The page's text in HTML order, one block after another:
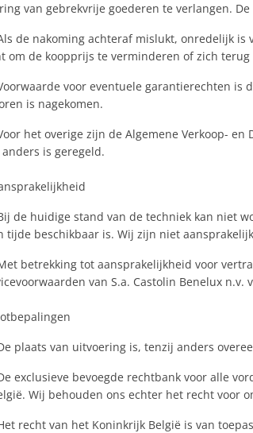
van gebrekvrije goederen te verlangen.
de nakoming achteraf mislukt, onredelijk
om de koopprijs te verminderen of zich
voor eventuele garantierechten is
is nagekomen.
het overige zijn de Algemene Verkoop-
is geregeld.
de huidige stand van de techniek kan niet
tijde beschikbaar is. Wij zijn niet
betrekking tot aansprakelijkheid voor
van S.a. Castolin Benelux n.v.
plaats van uitvoering is, tenzij anders
exclusieve bevoegde rechtbank voor alle
Wij behouden ons echter het recht voor
recht van het Koninkrijk België is van